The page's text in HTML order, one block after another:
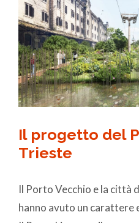
Il progetto del
Trieste
Il Porto Vecchio e la città
hanno avuto un carattere